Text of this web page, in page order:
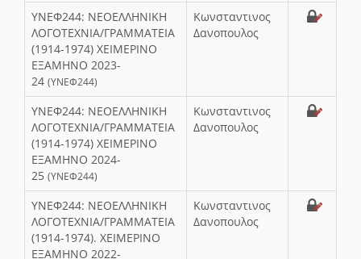
ΥΝΕΦ244: NΕΟΕΛΛΗΝΙΚΗ
ΛΟΓΟΤΕΧΝΙΑ/ΓΡΑΜΜΑΤΕΙΑ
(1914-1974) ΧΕΙΜΕΡΙΝΟ
ΕΞΑΜΗΝΟ 2023-
24 (ΥΝΕΦ244)
Κωνσταντινος
Δανοπουλος
ΥΝΕΦ244: NΕΟΕΛΛΗΝΙΚΗ
ΛΟΓΟΤΕΧΝΙΑ/ΓΡΑΜΜΑΤΕΙΑ
(1914-1974) ΧΕΙΜΕΡΙΝΟ
ΕΞΑΜΗΝΟ 2024-
25 (ΥΝΕΦ244)
Κωνσταντινος
Δανοπουλος
ΥΝΕΦ244: NΕΟΕΛΛΗΝΙΚΗ
ΛΟΓΟΤΕΧΝΙΑ/ΓΡΑΜΜΑΤΕΙΑ
(1914-1974). ΧΕΙΜΕΡΙΝΟ
ΕΞΑΜΗΝΟ 2022-
Κωνσταντινος
Δανοπουλος